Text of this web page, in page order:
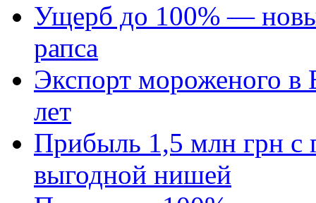
Ущерб до 100% —
рапса
Экспорт мороженого в
лет
Прибыль 1,5 млн грн с
выгодной нишей